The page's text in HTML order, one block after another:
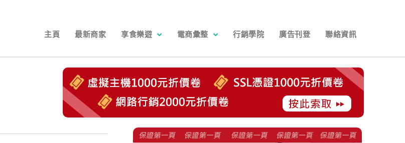
主頁 最新商家 享食樂遊 電商彙整 行銷學院 廣告刊登 聯絡資訊